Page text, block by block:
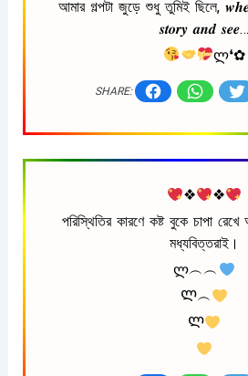
আমার গল্পটা জুড়ে শুধু তুমিই ছিলে,
𝒔𝒕𝒐𝒓𝒚 𝒂𝒏𝒅 𝒔𝒆𝒆…
ლ❛✿
SHARE:
❖
❖
পরিস্থিতির কারণে কষ্ট বুকে চাপা
মধ্যবিত্তরাই।
ლ︵︵
Ლ︵
Ლ